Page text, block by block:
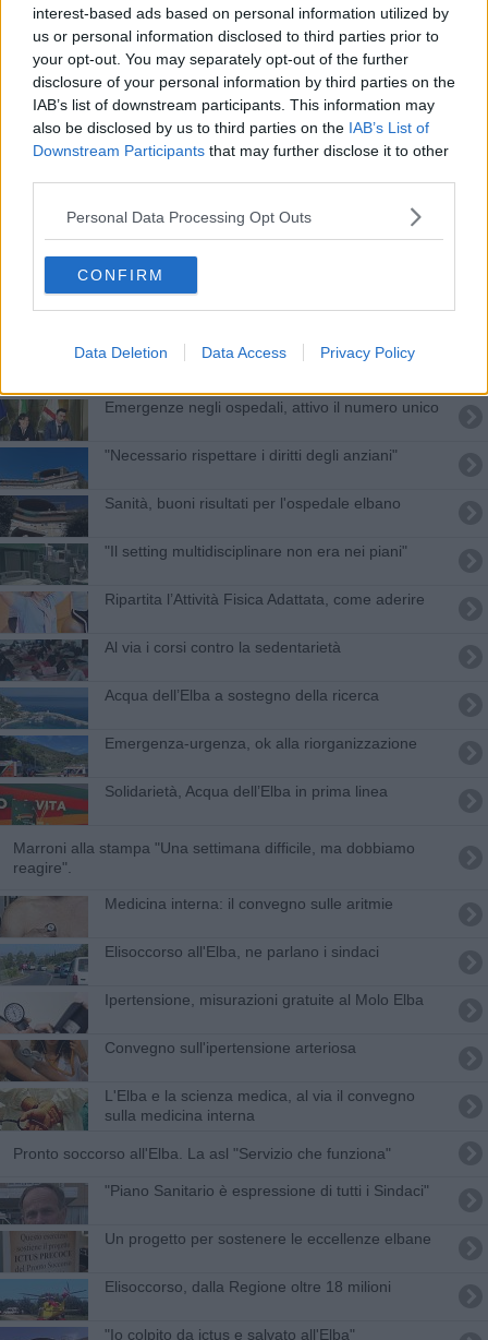
interest-based ads based on personal information utilized by
us or personal information disclosed to third parties prior to
your opt-out. You may separately opt-out of the further
disclosure of your personal information by third parties on the
IAB’s list of downstream participants. This information may
also be disclosed by us to third parties on the IAB’s List of
Downstream Participants that may further disclose it to other
Personal Data Processing Opt Outs
CONFIRM
Data Deletion Data Access Privacy Policy
Una vela per il cuore, il grazie dal Comune
Giornate Elbane, convegno sulla medicina interna
Incontro pubblico sulla prevenzione dell'ictus
parlano i Comitati Elbani Riuniti
Gravi carenze nella cardiologia elbana
Rinviata la serata dedicata al Progetto Ictus
Telemedicina, l'ospedale elbano fa rete
Telemedicina, il progetto convince il Ministero
Emergenze negli ospedali, attivo il numero unico
"Necessario rispettare i diritti degli anziani"
Sanità, buoni risultati per l'ospedale elbano
"Il setting multidisciplinare non era nei piani"
Ripartita l’Attività Fisica Adattata, come aderire
Al via i corsi contro la sedentarietà
Acqua dell’Elba a sostegno della ricerca
Emergenza-urgenza, ok alla riorganizzazione
Solidarietà, Acqua dell’Elba in prima linea
Marroni alla stampa "Una settimana difficile, ma dobbiamo
reagire".
Medicina interna: il convegno sulle aritmie
Elisoccorso all'Elba, ne parlano i sindaci
​Ipertensione, misurazioni gratuite al Molo Elba
Convegno sull'ipertensione arteriosa
L'Elba e la scienza medica, al via il convegno
sulla medicina interna
Pronto soccorso all'Elba. La asl "Servizio che funziona"
"Piano Sanitario è espressione di tutti i Sindaci"
Un progetto per sostenere le eccellenze elbane
​Elisoccorso, dalla Regione oltre 18 milioni
"Io colpito da ictus e salvato all'Elba"